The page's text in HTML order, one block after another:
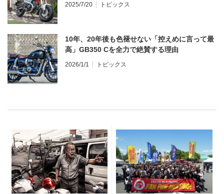
2025/7/20 トピックス
10年、20年後も色褪せない「控えめに言って最
高」GB350 Cを全力で絶賛する理由
2026/1/1 トピックス